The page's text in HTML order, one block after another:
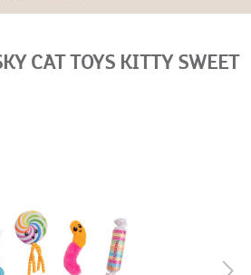
CAT TOYS KITTY SWEET